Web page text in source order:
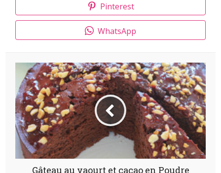
Pinterest
WhatsApp
Gâteau au yaourt et cacao en Poudre